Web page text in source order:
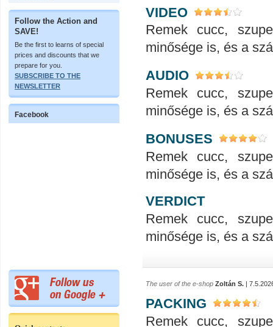
Follow the Action and
SAVE!
Be the first to learns of special
prices and discounts that we
prepare for you.
SUBSCRIBE TO THE
NEWSLETTER
Facebook
VIDEO
Remek cucc,
minősége is, és a
AUDIO
Remek cucc,
minősége is, és a
BONUSES
Remek cucc,
minősége is, és a
VERDICT
Remek cucc,
minősége is, és a
The user of the e-shop Zoltán S. |
PACKING
Remek cucc,